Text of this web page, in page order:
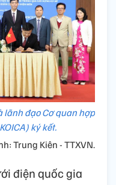
lãnh đạo Cơ quan hợp
ký kết.
Trung Kiên - TTXVN.
điện quốc gia